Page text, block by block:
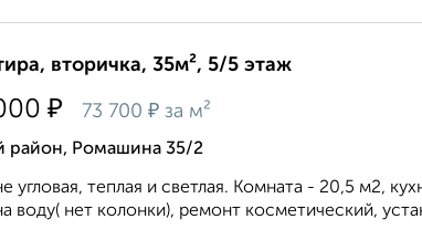
вторичка, 35м², 5/5 этаж
₽ 73 700 ₽ за м²
район, Ромашина 35/2
угловая, теплая и светлая. Комната - 20,5 м2,
воду( нет колонки), ремонт косметический,